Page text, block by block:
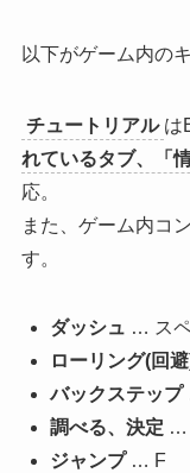
以下がゲーム内の
チュートリアル は
れているタブ、「
応。
また、ゲーム内コ
す。
ダッシュ … ス
ローリング(回
バックステップ
調べる、決定 …
ジャンプ… F